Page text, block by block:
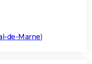
de-Marne)